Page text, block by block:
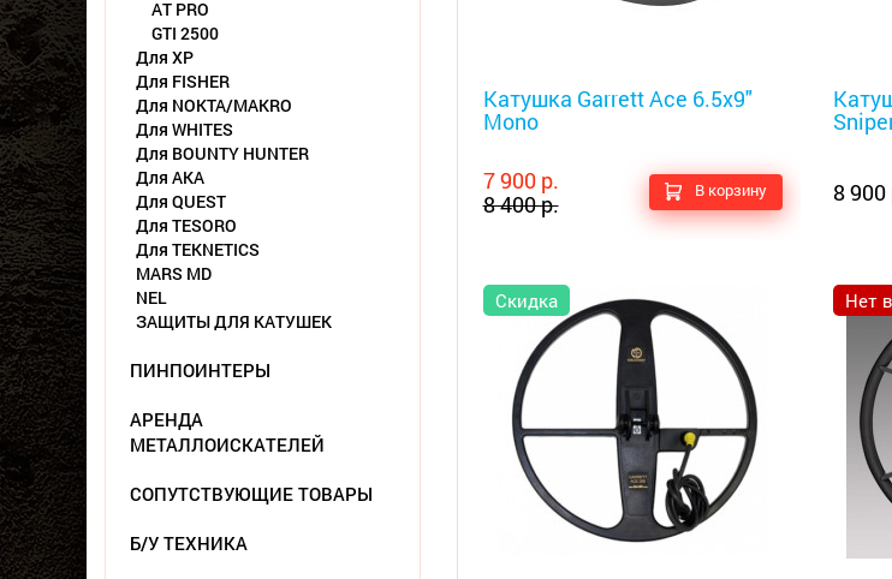
AT PRO
GTI 2500
Для XP
Для FISHER
Для NOKTA/MAKRO
Для WHITES
Для BOUNTY HUNTER
Для АКА
Для QUEST
Для TESORO
Для TEKNETICS
MARS MD
NEL
ЗАЩИТЫ ДЛЯ КАТУШЕК
ПИНПОИНТЕРЫ
АРЕНДА
МЕТАЛЛОИСКАТЕЛЕЙ
СОПУТСТВУЮЩИЕ ТОВАРЫ
Б/У ТЕХНИКА
Катушка Garrett Ace 6.5x9"
Mono
7 900 р.
8 400 р.
В корзину 8 900
Скидка Нет